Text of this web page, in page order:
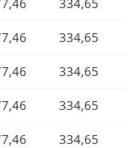
334,65
334,65
334,65
334,65
334,65